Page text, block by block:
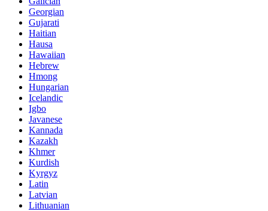
Georgian
Gujarati
Haitian
Hausa
Hawaiian
Hebrew
Hmong
Hungarian
Icelandic
Igbo
Javanese
Kannada
Kazakh
Khmer
Kurdish
Kyrgyz
Latin
Latvian
Lithuanian